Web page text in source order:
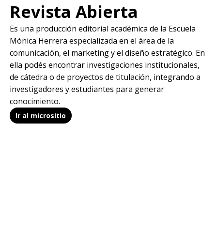
Revista Abierta
Es una producción editorial académica de la Escuela
Mónica Herrera especializada en el área de la
comunicación, el marketing y el diseño estratégico. En
ella podés encontrar investigaciones institucionales,
de cátedra o de proyectos de titulación, integrando a
investigadores y estudiantes para generar
conocimiento.
Ir al micrositio